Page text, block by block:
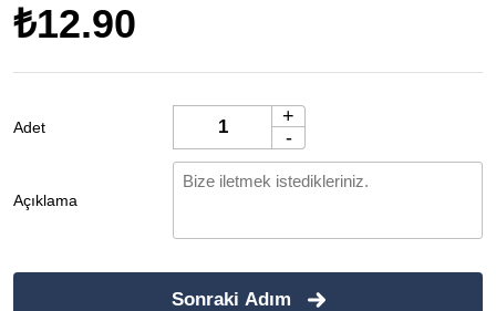
₺12.90
Adet
+
-
Açıklama
Sonraki Adım